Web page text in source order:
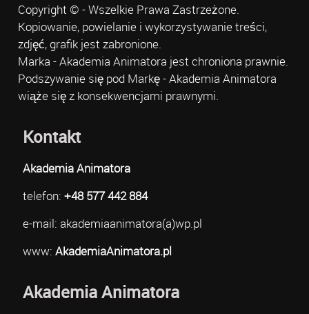
Copyright © - Wszelkie Prawa Zastrzeżone.
Kopiowanie, powielanie i wykorzystywanie treści,
zdjęć, grafik jest zabronione.
Marka - Akademia Animatora jest chroniona prawnie.
Podszywanie się pod Markę - Akademia Animatora
wiąże się z konsekwencjami prawnymi.
Kontakt
Akademia Animatora
telefon: +48 577 442 884
e-mail: akademiaanimatora(a)wp.pl
www: AkademiaAnimatora.pl
Akademia Animatora